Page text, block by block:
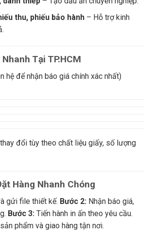
thu, phiếu bảo hành– Hỗ trợ kinh
Tại TP.HCM
hệ để nhận báo giá chính xác nhất)
đổi tùy theo chất liệu giấy, số lượng
Hàng Nhanh Chóng
gửi file thiết kế. Bước 2: Nhận báo giá,
Bước 3: Tiến hành in ấn theo yêu cầu.
phẩm và giao hàng tận nơi.